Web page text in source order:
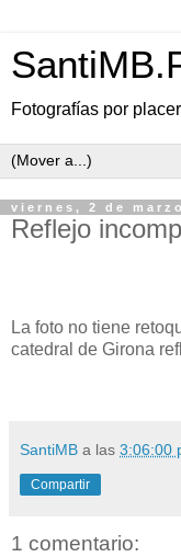
Fotografías por placer
viernes, 2 de
Reflejo
La foto no tiene
catedral de Girona
SantiMB a las 3:06:00
Compartir
1 comentario: